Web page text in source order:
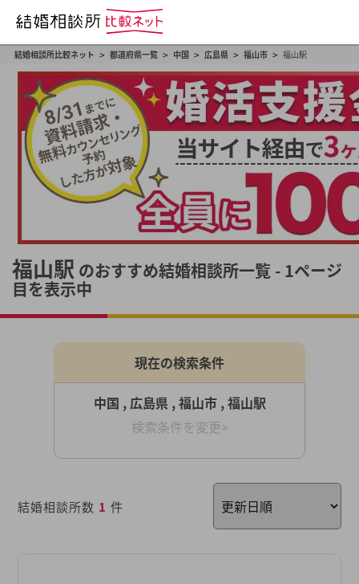
結婚相談所比較ネット > 都道府県一覧 > 中国 > 広島県 > 福山市 > 福山駅
福山駅 のおすすめ結婚相談所一覧 - 1ページ
目を表示中
現在の検索条件
中国 , 広島県 , 福山市 , 福山駅
検索条件を変更>
結婚相談所数 1 件